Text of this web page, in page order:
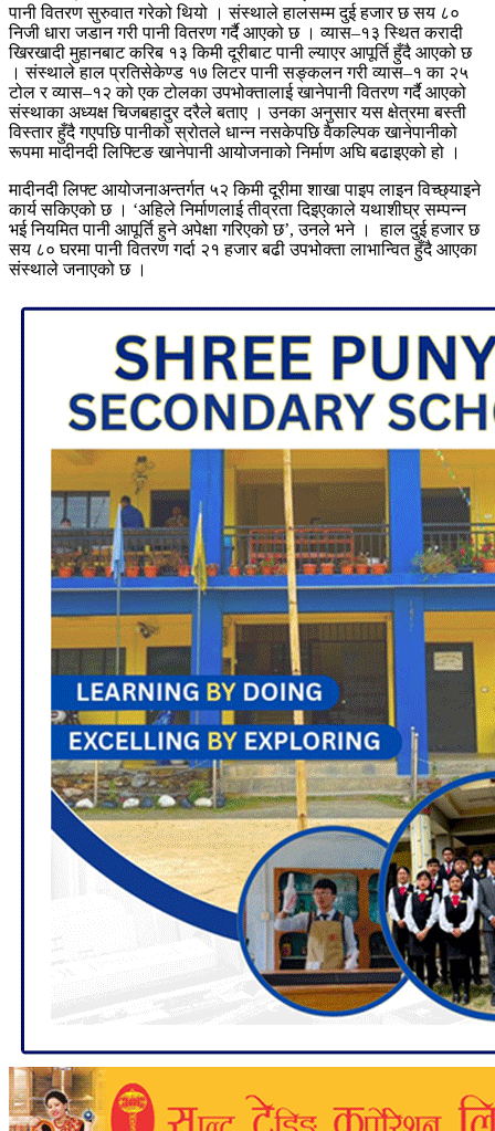
पानी वितरण सुरुवात गरेको थियो । संस्थाले हालसम्म दुई हजार छ सय ८०
निजी धारा जडान गरी पानी वितरण गर्दै आएको छ । व्यास–१३ स्थित करादी
खिरखादी मुहानबाट करिब १३ किमी दूरीबाट पानी ल्याएर आपूर्ति हुँदै आएको छ
। संस्थाले हाल प्रतिसेकेण्ड १७ लिटर पानी सङ्कलन गरी व्यास–१ का २५
टोल र व्यास–१२ को एक टोलका उपभोक्तालाई खानेपानी वितरण गर्दै आएको
संस्थाका अध्यक्ष चिजबहादुर दरैले बताए । उनका अनुसार यस क्षेत्रमा बस्ती
विस्तार हुँदै गएपछि पानीको स्रोतले धान्न नसकेपछि वैकल्पिक खानेपानीको
रूपमा मादीनदी लिफ्टिङ खानेपानी आयोजनाको निर्माण अघि बढाइएको हो ।
मादीनदी लिफ्ट आयोजनाअन्तर्गत ५२ किमी दूरीमा शाखा पाइप लाइन विच्छ्याइने
कार्य सकिएको छ । ‘अहिले निर्माणलाई तीव्रता दिइएकाले यथाशीघ्र सम्पन्न
भई नियमित पानी आपूर्ति हुने अपेक्षा गरिएको छ’, उनले भने । हाल दुई हजार छ
सय ८० घरमा पानी वितरण गर्दा २१ हजार बढी उपभोक्ता लाभान्वित हुँदै आएका
संस्थाले जनाएको छ ।